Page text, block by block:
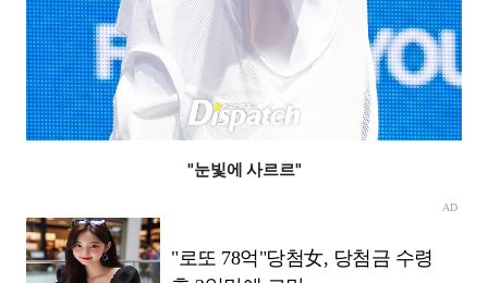
"눈빛에 사르르"